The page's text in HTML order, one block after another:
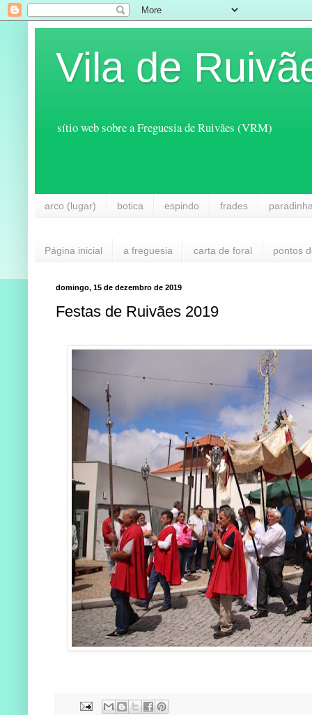
Vila de
sítio web sobre a Freguesia de Ruivães (VRM)
arco (lugar) botica espindo frades
Página inicial a freguesia carta de foral pontos
domingo, 15 de dezembro de 2019
Festas de Ruivães 2019